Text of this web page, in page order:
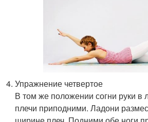
Упражнение четвертое
В том же положении согни руки в
плечи приподними. Ладони